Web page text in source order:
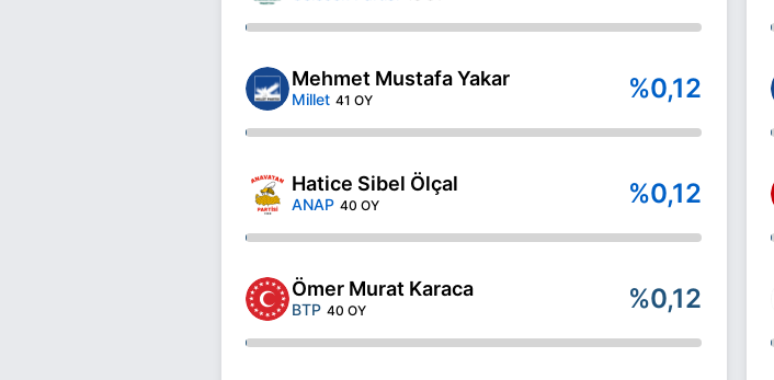
Mehmet Mustafa Yakar
Millet 41 OY %0,12
Hatice Sibel Ölçal
ANAP 40 OY %0,12
Ömer Murat Karaca
BTP 40 OY %0,12